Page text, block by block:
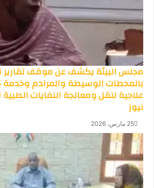
مجلس البيئة يكشف عن موقف تقارير
علاجية لنقل ومعالجة النفايات
نيوز
25 مارس، 2026